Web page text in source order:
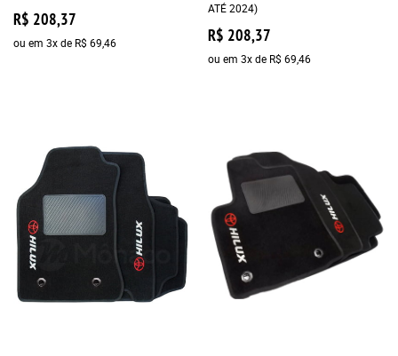
R$ 208,37
ou em 3xde R$ 69,46
ATÉ 2024)
R$ 208,37
ou em 3xde R$ 69,46